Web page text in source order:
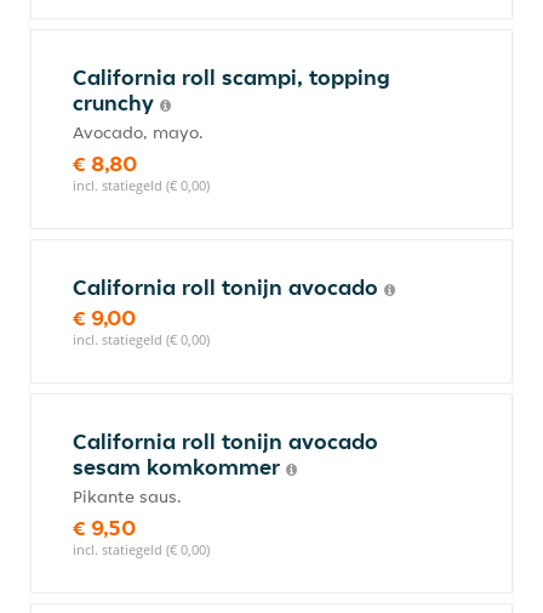
California roll scampi, topping
crunchy
Avocado, mayo.
€ 8,80
incl. statiegeld (€ 0,00)
California roll tonijn avocado
€ 9,00
incl. statiegeld (€ 0,00)
California roll tonijn avocado
sesam komkommer
Pikante saus.
€ 9,50
incl. statiegeld (€ 0,00)